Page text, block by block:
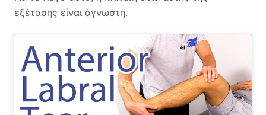
εξέτασης είναι άγνωστη.